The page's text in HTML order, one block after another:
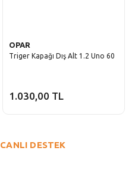
OPAR
Triger Kapağı Dış Alt 1.2 Uno 60
1.030,00 TL
CANLI DESTEK